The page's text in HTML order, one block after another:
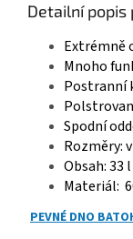
Detailní popis
Extrémně
Mnoho
Postranní
Spodní
Rozměry:
Obsah: 33 l
Materiál:
PEVNÉ DNO